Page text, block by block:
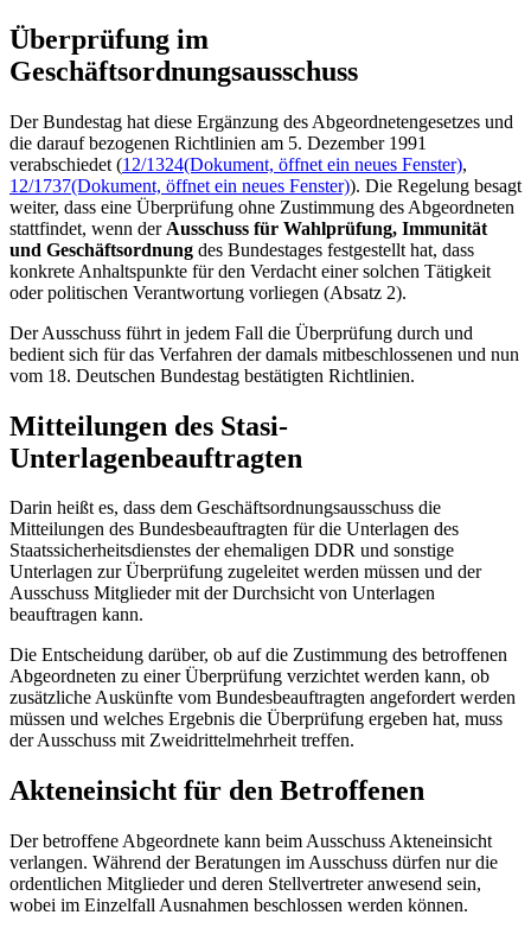
Überprüfung im
Geschäftsordnungsausschuss
Der Bundestag hat diese Ergänzung des Abgeordnetengesetzes und
die darauf bezogenen Richtlinien am 5. Dezember 1991
verabschiedet (12/1324(Dokument, öffnet ein neues Fenster),
12/1737(Dokument, öffnet ein neues Fenster)). Die Regelung besagt
weiter, dass eine Überprüfung ohne Zustimmung des Abgeordneten
stattfindet, wenn der Ausschuss für Wahlprüfung, Immunität
und Geschäftsordnung des Bundestages festgestellt hat, dass
konkrete Anhaltspunkte für den Verdacht einer solchen Tätigkeit
oder politischen Verantwortung vorliegen (Absatz 2).
Der Ausschuss führt in jedem Fall die Überprüfung durch und
bedient sich für das Verfahren der damals mitbeschlossenen und nun
vom 18. Deutschen Bundestag bestätigten Richtlinien.
Mitteilungen des Stasi-
Unterlagenbeauftragten
Darin heißt es, dass dem Geschäftsordnungsausschuss die
Mitteilungen des Bundesbeauftragten für die Unterlagen des
Staatssicherheitsdienstes der ehemaligen DDR und sonstige
Unterlagen zur Überprüfung zugeleitet werden müssen und der
Ausschuss Mitglieder mit der Durchsicht von Unterlagen
beauftragen kann.
Die Entscheidung darüber, ob auf die Zustimmung des betroffenen
Abgeordneten zu einer Überprüfung verzichtet werden kann, ob
zusätzliche Auskünfte vom Bundesbeauftragten angefordert werden
müssen und welches Ergebnis die Überprüfung ergeben hat, muss
der Ausschuss mit Zweidrittelmehrheit treffen.
Akteneinsicht für den Betroffenen
Der betroffene Abgeordnete kann beim Ausschuss Akteneinsicht
verlangen. Während der Beratungen im Ausschuss dürfen nur die
ordentlichen Mitglieder und deren Stellvertreter anwesend sein,
wobei im Einzelfall Ausnahmen beschlossen werden können.